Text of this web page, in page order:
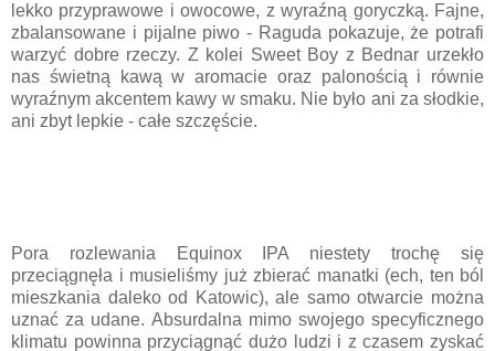
lekko przyprawowe i owocowe, z wyraźną goryczką. Fajne,
zbalansowane i pijalne piwo - Raguda pokazuje, że potrafi
warzyć dobre rzeczy. Z kolei Sweet Boy z Bednar urzekło
nas świetną kawą w aromacie oraz palonością i równie
wyraźnym akcentem kawy w smaku. Nie było ani za słodkie,
ani zbyt lepkie - całe szczęście.
Pora rozlewania Equinox IPA niestety trochę się
przeciągnęła i musieliśmy już zbierać manatki (ech, ten ból
mieszkania daleko od Katowic), ale samo otwarcie można
uznać za udane. Absurdalna mimo swojego specyficznego
klimatu powinna przyciągnąć dużo ludzi i z czasem zyskać